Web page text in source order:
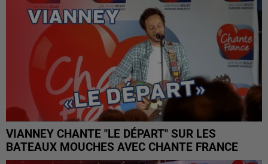
VIANNEY CHANTE "LE DÉPART" SUR LES
BATEAUX MOUCHES AVEC CHANTE FRANCE